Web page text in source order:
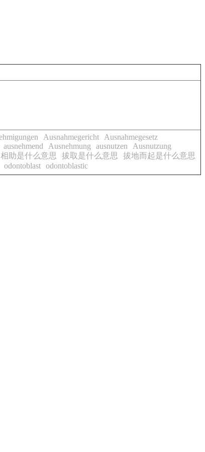
Ausnahmegericht
Ausnahmegesetz
ausnehmend Ausnehmung ausnutzen
Ausnutzung
助是什么意思 拔取是什么意思
拔地而起是什么意思
odontoblast odontoblastic